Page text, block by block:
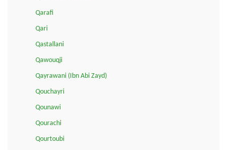
Qarafi
Qari
Qastallani
Qawouqji
Qayrawani (Ibn Abi Zayd)
Qouchayri
Qounawi
Qourachi
Qourtoubi